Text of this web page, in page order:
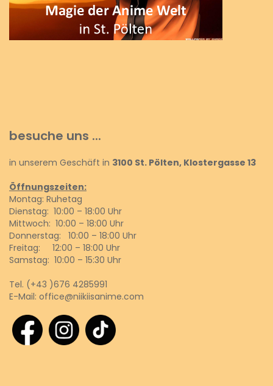
besuche uns ...
in unserem Geschäft in 3100 St. Pölten, Klostergasse 13
Öffnungszeiten:
Montag: Ruhetag
Dienstag: 10:00 – 18:00 Uhr
Mittwoch: 10:00 – 18:00 Uhr
Donnerstag: 10:00 – 18:00 Uhr
Freitag: 12:00 – 18:00 Uhr
Samstag: 10:00 – 15:30 Uhr
Tel. (+43 )676 4285991
E-Mail: office@niikiisanime.com